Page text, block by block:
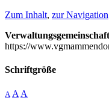
Zum Inhalt, zur Navigation
https://
Schriftgröße
A A A